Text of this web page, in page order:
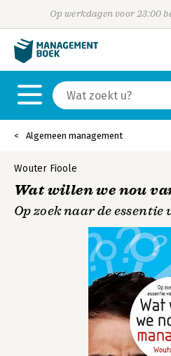
Op werkdagen voor 23:00
Algemeen management
Wouter Fioole
Wat willen we nou
Op zoek naar de